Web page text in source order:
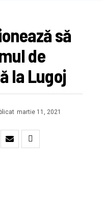
să
de
la Lugoj
martie 11, 2021